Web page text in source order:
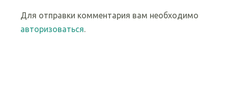
Для отправки комментария вам необходимо
авторизоваться.